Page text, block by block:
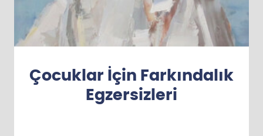
Çocuklar İçin Farkındalık
Egzersizleri